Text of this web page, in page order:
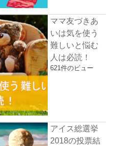
ママ友づきあ
いは気を使う
難しいと悩む
人は必読！
621件のビュー
アイス総選挙
2018の投票結